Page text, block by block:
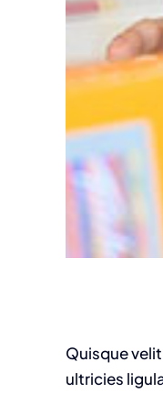
Quisque
ultricies